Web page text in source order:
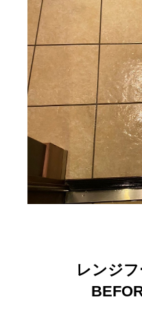
レンジ